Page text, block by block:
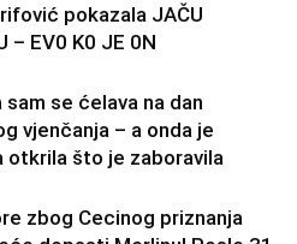
pokazala JAČU
– EV0 K0 JE 0N
sam se ćelava na dan
vjenčanja – a onda je
otkrila što je zaboravila
zbog Cecinog priznanja